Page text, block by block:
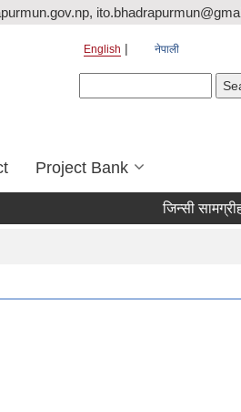
English नेपाली
Project Bank
जिन्सी सामग्रीहरुको